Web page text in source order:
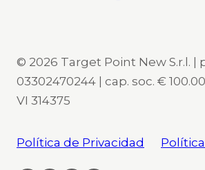
© 2026 Target Point New S.r.l. |
03302470244 | cap. soc. €
VI 314375
Política de Privacidad